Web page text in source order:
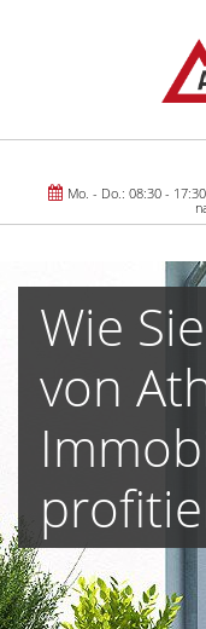
Mo. - Do.: 08:30 -
Wie
von